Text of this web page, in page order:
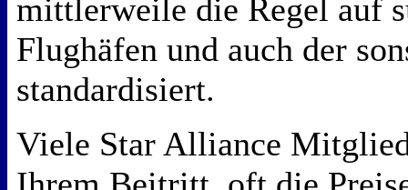
mittlerweile die Regel auf
Flughäfen und auch der
standardisiert.
Viele Star Alliance